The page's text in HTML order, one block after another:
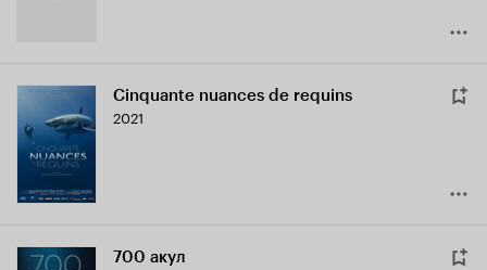
Cinquante nuances de requins
2021
700 акул